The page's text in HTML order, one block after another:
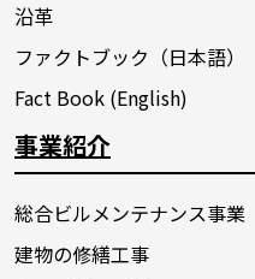
沿革
ファクトブック（日本語）
Fact Book (English)
事業紹介
総合ビルメンテナンス事業
建物の修繕工事